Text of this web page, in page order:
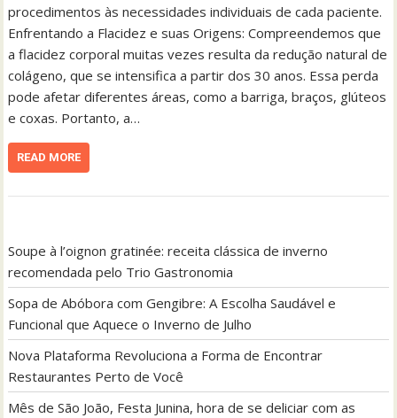
procedimentos às necessidades individuais de cada paciente.
Enfrentando a Flacidez e suas Origens: Compreendemos que
a flacidez corporal muitas vezes resulta da redução natural de
colágeno, que se intensifica a partir dos 30 anos. Essa perda
pode afetar diferentes áreas, como a barriga, braços, glúteos
e coxas. Portanto, a…
READ MORE
Soupe à l’oignon gratinée: receita clássica de inverno
recomendada pelo Trio Gastronomia
Sopa de Abóbora com Gengibre: A Escolha Saudável e
Funcional que Aquece o Inverno de Julho
Nova Plataforma Revoluciona a Forma de Encontrar
Restaurantes Perto de Você
Mês de São João, Festa Junina, hora de se deliciar com as